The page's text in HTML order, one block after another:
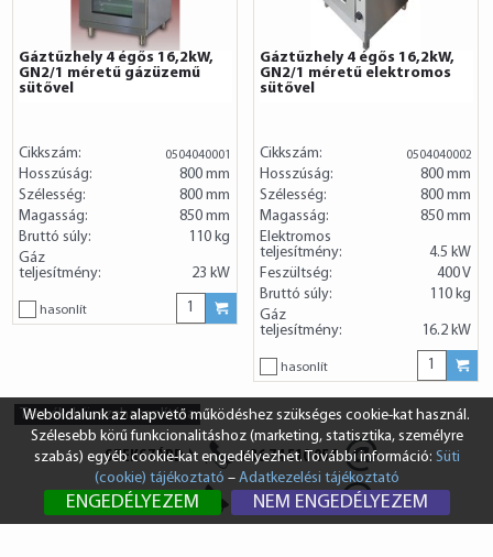
SZEKSZÁRD +36 74 510 054
info@vendi.hu
BUDAPEST +36 1 431 8687
Gáztűzhely 4 égős 16,2kW,
GN2/1 méretű gázüzemű
sütővel
Cikkszám: 0504040001
Hosszúság:
800 mm
Szélesség:
800 mm
Magasság:
850 mm
Bruttó súly:
110 kg
Gáz
teljesítmény:
23 kW
hasonlít
Gáztűzhely 4 égős 16,2kW,
GN2/1 méretű elektromos
sütővel
Cikkszám: 0504040002
Hosszúság:
800 mm
Szélesség:
800 mm
Magasság:
850 mm
Elektromos
teljesítmény:
4.5 kW
Feszültség:
400 V
Bruttó súly:
110 kg
Gáz
teljesítmény:
16.2 kW
hasonlít
Termékek összehasonlítása
Weboldalunk az alapvető működéshez szükséges cookie-kat használ.
Szélesebb körű funkcionalitáshoz (marketing, statisztika, személyre
szabás) egyéb cookie-kat engedélyezhet. További információ: Süti
(cookie) tájékoztató – Adatkezelési tájékoztató
ENGEDÉLYEZEM NEM ENGEDÉLYEZEM